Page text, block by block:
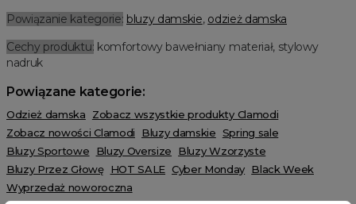
Powiązanie kategorie: bluzy damskie, odzież damska
Cechy produktu: komfortowy bawełniany materiał, stylowy
nadruk
Powiązane kategorie:
Odzież damska
Zobacz wszystkie produkty Clamodi
Zobacz nowości Clamodi
Bluzy damskie Spring sale
Bluzy Sportowe
Bluzy Oversize
Bluzy Wzorzyste
Bluzy Przez Głowę HOT SALE Cyber Monday Black Week
Wyprzedaż noworoczna